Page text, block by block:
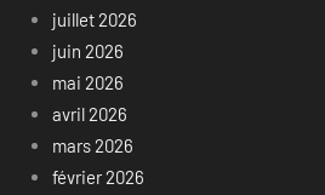
juillet 2026
juin 2026
mai 2026
avril 2026
mars 2026
février 2026